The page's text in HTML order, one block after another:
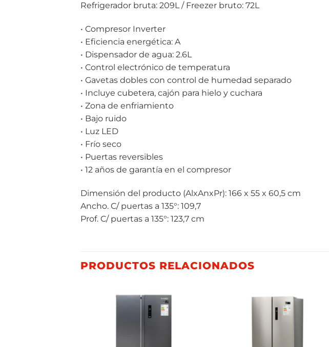
Refrigerador bruta: 209L / Freezer bruto: 72L
• Compresor Inverter
• Eficiencia energética: A
• Dispensador de agua: 2.6L
• Control electrónico de temperatura
• Gavetas dobles con control de humedad separado
• Incluye cubetera, cajón para hielo y cuchara
• Zona de enfriamiento
• Bajo ruido
• Luz LED
• Frío seco
• Puertas reversibles
• 12 años de garantía en el compresor
Dimensión del producto (AlxAnxPr): 166 x 55 x 60,5 cm
Ancho. C/ puertas a 135°: 109,7
Prof. C/ puertas a 135°: 123,7 cm
PRODUCTOS RELACIONADOS